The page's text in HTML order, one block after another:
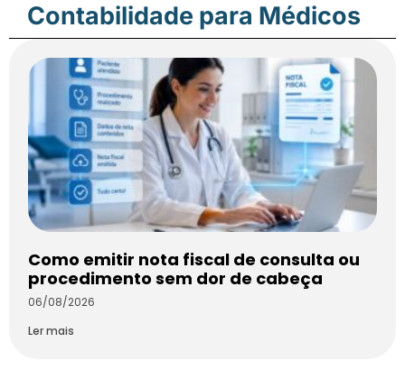
Contabilidade para Médicos
Como emitir nota fiscal de consulta ou
procedimento sem dor de cabeça
06/08/2026
Ler mais